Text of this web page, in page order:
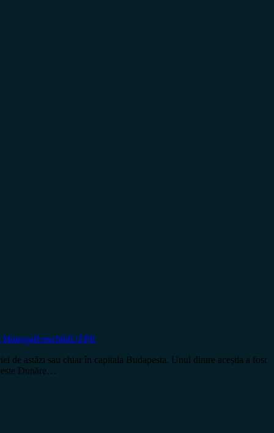
RotschildUZPR
astăzi sau chiar în capitala Budapesta. Unul dintre aceștia a fost
Dunăre…